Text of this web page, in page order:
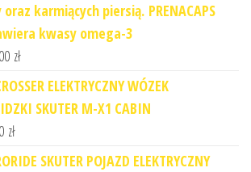
oraz karmiących piersią. PRENACAPS
kwasy omega-3
zł
ELEKTRYCZNY WÓZEK
SKUTER M-X1 CABIN
zł
SKUTER POJAZD ELEKTRYCZNY